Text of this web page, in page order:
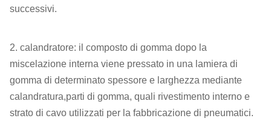
successivi.
2. calandratore: il composto di gomma dopo la
miscelazione interna viene pressato in una lamiera di
gomma di determinato spessore e larghezza mediante
calandratura,parti di gomma, quali rivestimento interno e
strato di cavo utilizzati per la fabbricazione di pneumatici.